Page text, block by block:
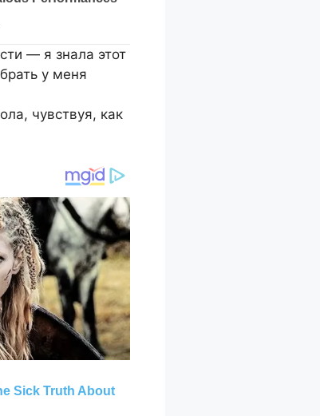
— я знала этот
у меня
чувствуя, как